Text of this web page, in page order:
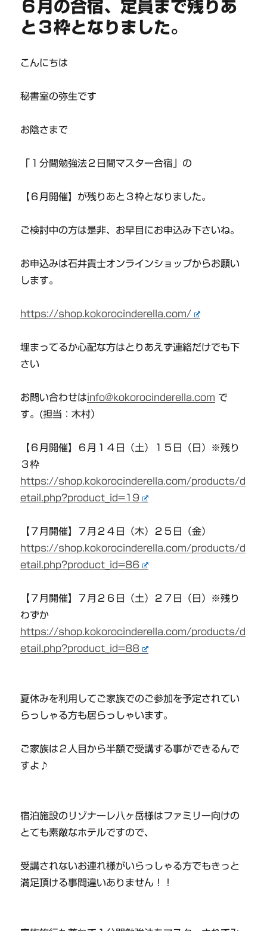
６月の合宿、定員まで残りあ
と３枠となりました。
こんにちは
秘書室の弥生です
お陰さまで
「１分間勉強法２日間マスター合宿」の
【６月開催】が残りあと３枠となりました。
ご検討中の方は是非、お早目にお申込み下さいね。
お申込みは石井貴士オンラインショップからお願い
します。
https://shop.kokorocinderella.com/
埋まってるか心配な方はとりあえず連絡だけでも下
さい
お問い合わせはinfo@kokorocinderella.com で
す。(担当：木村）
【６月開催】６月１４日（土）１５日（日）※残り
３枠
https://shop.kokorocinderella.com/products/d
etail.php?product_id=19
【７月開催】７月２４日（木）２５日（金）
https://shop.kokorocinderella.com/products/d
etail.php?product_id=86
【７月開催】７月２６日（土）２７日（日）※残り
わずか
https://shop.kokorocinderella.com/products/d
etail.php?product_id=88
夏休みを利用してご家族でのご参加を予定されてい
らっしゃる方も居らっしゃいます。
ご家族は２人目から半額で受講する事ができるんで
すよ♪
宿泊施設のリゾナーレ八ヶ岳様はファミリー向けの
とても素敵なホテルですので、
受講されないお連れ様がいらっしゃる方でもきっと
満足頂ける事間違いありません！！